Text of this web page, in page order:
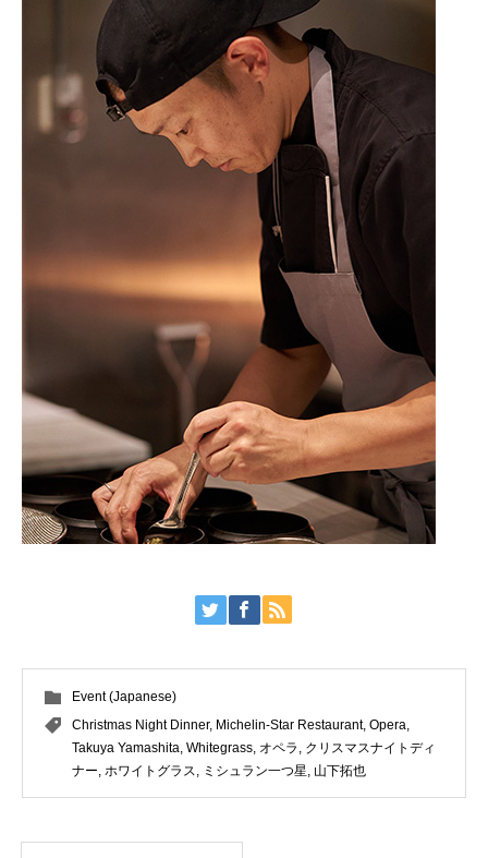
Event (Japanese)
Christmas Night Dinner, Michelin-Star Restaurant, Opera
Takuya Yamashita Whitegrass オペラ
クリスマスナイトディ
ナー ホワイトグラス ミシュラン一つ星 山下拓也